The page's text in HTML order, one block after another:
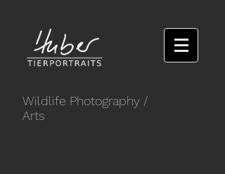
Wildlife Photography /
Arts